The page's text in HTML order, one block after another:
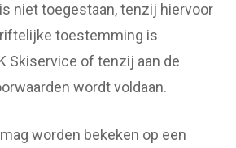
niet toegestaan, tenzij hiervoor
toestemming is
Skiservice of tenzij aan de
wordt voldaan.
worden bekeken op een